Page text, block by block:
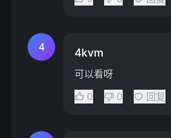
4 4kvm
可以看呀
0
0 回复